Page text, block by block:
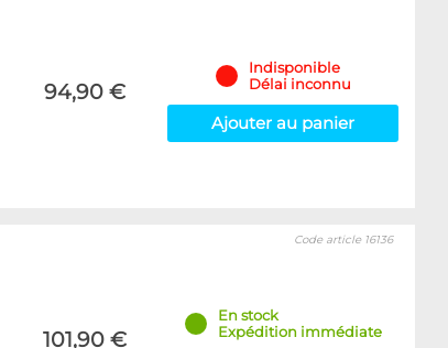
94,90 €
Indisponible
Délai inconnu
Ajouter au panier
101,90 €
Code article 16136
En stock
Expédition immédiate